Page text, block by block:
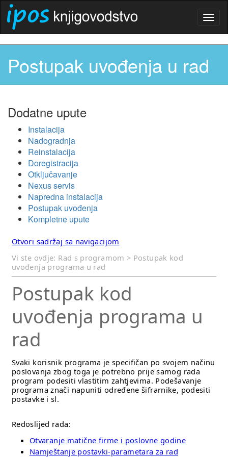
Postupak uvođenja u rad
Dodatne upute
Instalacija
Nadogradnja
Reinstalacija
Doregistracija
Otključavanje
Nexus servis
Napredna instalacija
Postupak uvođenja
Kompletne upute